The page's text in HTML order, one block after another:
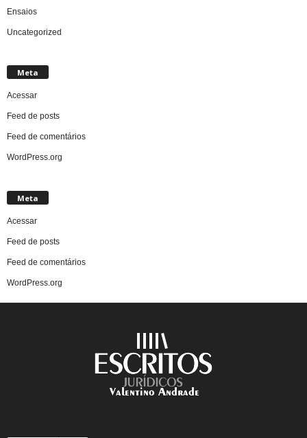
Ensaios
Uncategorized
Meta
Acessar
Feed de posts
Feed de comentários
WordPress.org
Meta
Acessar
Feed de posts
Feed de comentários
WordPress.org